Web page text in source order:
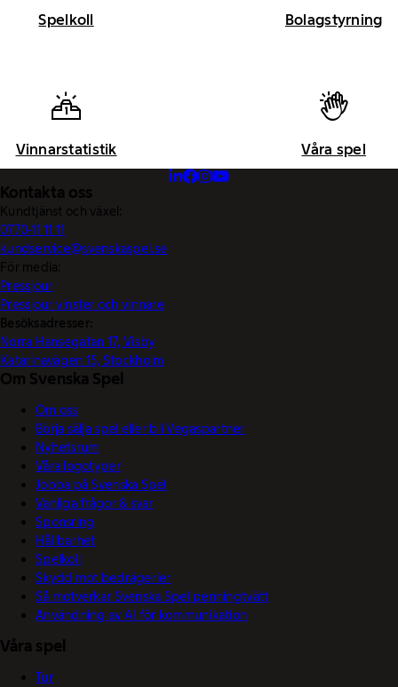
Spelkoll Bolagstyrning
Vinnarstatistik Våra spel
Kontakta oss
Kundtjänst och växel:
0770-11 11 11
kundservice@svenskaspel.se
För media:
Pressjour
Pressjour vinster och vinnare
Besöksadresser:
Norra Hansegatan 17, Visby
Katarinavägen 15, Stockholm
Om Svenska Spel
Om oss
Börja sälja spel eller bli Vegaspartner
Nyhetsrum
Våra logotyper
Jobba på Svenska Spel
Vanliga frågor & svar
Sponsring
Hållbarhet
Spelkoll
Skydd mot bedrägerier
Så motverkar Svenska Spel penningtvätt
Användning av AI för kommunikation
Våra spel
Tur